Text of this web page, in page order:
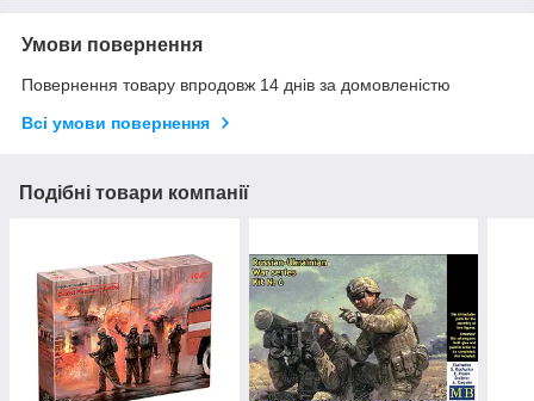
Умови повернення
Повернення товару впродовж 14 днів за домовленістю
Всі умови повернення
Подібні товари компанії